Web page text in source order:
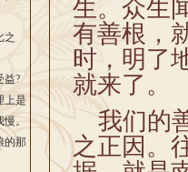
之
益?
上是
慢。
的那
生。众生
有善根，
时，明了
就来了。
我们的善
之正因。